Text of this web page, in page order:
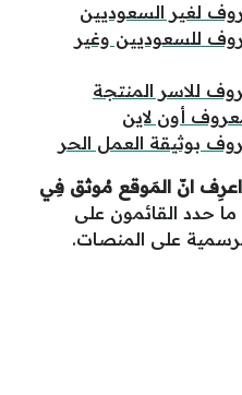
لغير السعوديين
للسعوديين وغير
للاسر المنتجة
أون لاين
بوثيقة العمل الحر
انّ المَوقع مُوثق فِي
حدد القائمون على
على المنصات.